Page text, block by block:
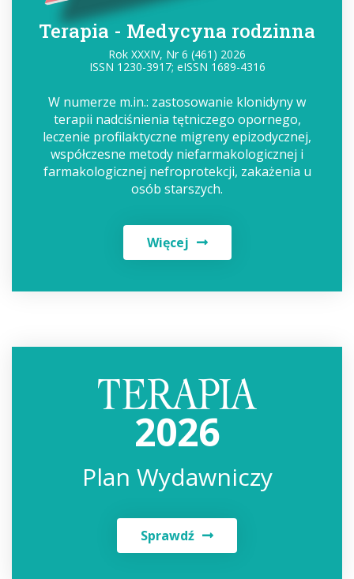
Terapia - Medycyna rodzinna
Rok XXXIV, Nr 6 (461) 2026
ISSN 1230-3917; eISSN 1689-4316
W numerze m.in.: zastosowanie klonidyny w
terapii nadciśnienia tętniczego opornego,
leczenie profilaktyczne migreny epizodycznej,
współczesne metody niefarmakologicznej i
farmakologicznej nefroprotekcji, zakażenia u
osób starszych.
Więcej
2026
Plan Wydawniczy
Sprawdź